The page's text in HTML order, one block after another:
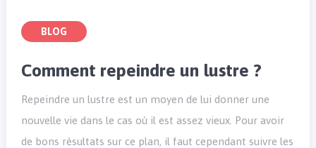
BLOG
Comment repeindre un lustre ?
Repeindre un lustre est un moyen de lui donner une
nouvelle vie dans le cas où il est assez vieux. Pour avoir
de bons résultats sur ce plan, il faut cependant suivre les